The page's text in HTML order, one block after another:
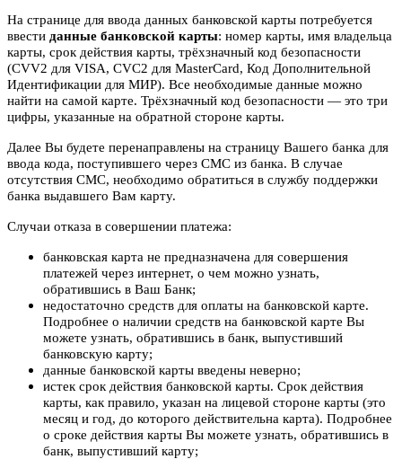
На странице для ввода данных банковской карты потребуется
ввести данные банковской карты: номер карты, имя владельца
карты, срок действия карты, трёхзначный код безопасности
(CVV2 для VISA, CVC2 для MasterCard, Код Дополнительной
Идентификации для МИР). Все необходимые данные можно
найти на самой карте. Трёхзначный код безопасности — это три
цифры, указанные на обратной стороне карты.
Далее Вы будете перенаправлены на страницу Вашего банка для
ввода кода, поступившего через СМС из банка. В случае
отсутствия СМС, необходимо обратиться в службу поддержки
банка выдавшего Вам карту.
Случаи отказа в совершении платежа:
банковская карта не предназначена для совершения
платежей через интернет, о чем можно узнать,
обратившись в Ваш Банк;
недостаточно средств для оплаты на банковской карте.
Подробнее о наличии средств на банковской карте Вы
можете узнать, обратившись в банк, выпустивший
банковскую карту;
данные банковской карты введены неверно;
истек срок действия банковской карты. Срок действия
карты, как правило, указан на лицевой стороне карты (это
месяц и год, до которого действительна карта). Подробнее
о сроке действия карты Вы можете узнать, обратившись в
банк, выпустивший карту;